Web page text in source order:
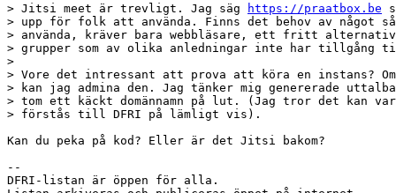
> Jitsi meet är trevligt. Jag säg
https://praatbox.be
> upp för folk att använda. Finns det behov av något
> använda, kräver bara webbläsare, ett fritt
> grupper som av olika anledningar inte har tillgång
>
> Vore det intressant att prova att köra en instans? Om
> kan jag admina den. Jag tänker mig genererade
> tom ett käckt domännamn på lut. (Jag tror det kan
> förstås till DFRI på lämligt vis).
Kan du peka på kod? Eller är det Jitsi bakom?
--
DFRI-listan är öppen för alla.